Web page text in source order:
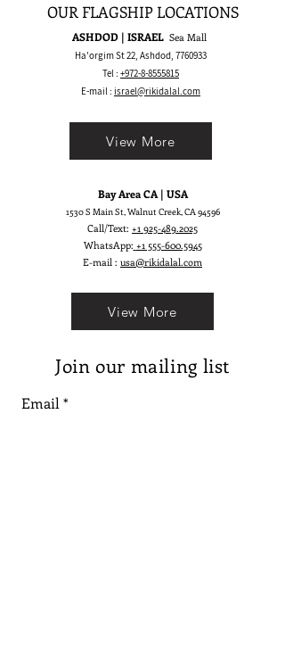
OUR FLAGSHIP LOCATIONS
ASHDOD | ISRAEL Sea Mall
Ha'orgim St 22, Ashdod, 7760933
Tel : +972-8-8555815
E-mail : israel@rikidalal.com
Bay Area CA | USA
1530 S Main St, Walnut Creek, CA 94596
Call/Text: +1 925-489.2025
WhatsApp: +1 555-600.5945
E-mail : usa@rikidalal.com
View More
View More
Join our mailing list
Email